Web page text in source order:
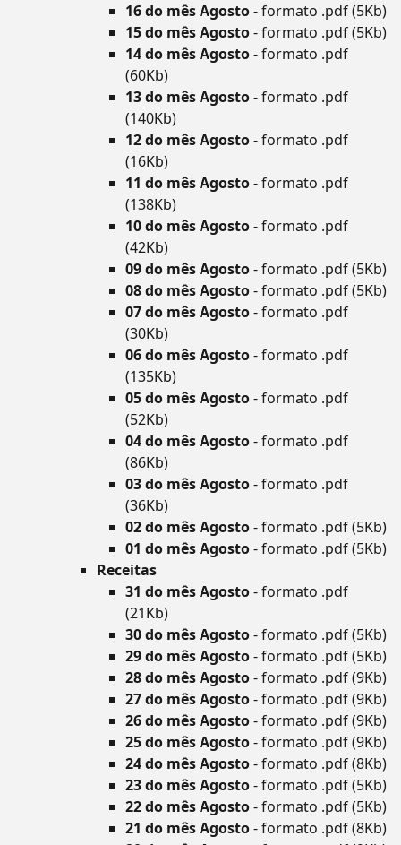
16 do mês Agosto- formato .pdf (5Kb)
15 do mês Agosto- formato .pdf (5Kb)
14 do mês Agosto- formato .pdf
(60Kb)
13 do mês Agosto- formato .pdf
(140Kb)
12 do mês Agosto- formato .pdf
(16Kb)
11 do mês Agosto- formato .pdf
(138Kb)
10 do mês Agosto- formato .pdf
(42Kb)
09 do mês Agosto- formato .pdf (5Kb)
08 do mês Agosto- formato .pdf (5Kb)
07 do mês Agosto- formato .pdf
(30Kb)
06 do mês Agosto- formato .pdf
(135Kb)
05 do mês Agosto- formato .pdf
(52Kb)
04 do mês Agosto- formato .pdf
(86Kb)
03 do mês Agosto- formato .pdf
(36Kb)
02 do mês Agosto- formato .pdf (5Kb)
01 do mês Agosto- formato .pdf (5Kb)
Receitas
31 do mês Agosto- formato .pdf
(21Kb)
30 do mês Agosto- formato .pdf (5Kb)
29 do mês Agosto- formato .pdf (5Kb)
28 do mês Agosto- formato .pdf (9Kb)
27 do mês Agosto- formato .pdf (9Kb)
26 do mês Agosto- formato .pdf (9Kb)
25 do mês Agosto- formato .pdf (9Kb)
24 do mês Agosto- formato .pdf (8Kb)
23 do mês Agosto- formato .pdf (5Kb)
22 do mês Agosto- formato .pdf (5Kb)
21 do mês Agosto- formato .pdf (8Kb)